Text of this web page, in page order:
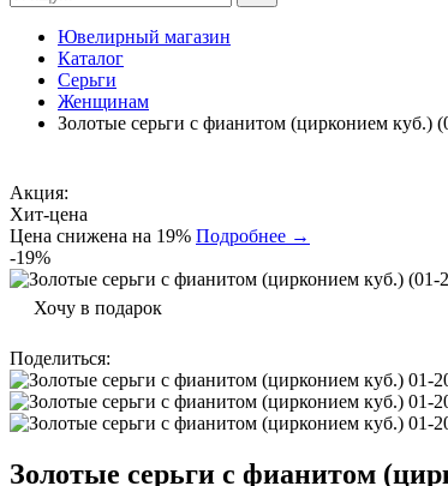
Ювелирный магазин
Каталог
Серьги
Женщинам
Золотые серьги с фианитом (цирконием куб.)
Акция:
Хит-цена
Цена снижена на 19% Подробнее →
-19%
Хочу в подарок
Поделиться:
Золотые серьги с фианитом